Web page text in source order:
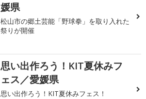
媛県
松山市の郷土芸能「野球拳」を取り入れた
祭りが開催
思い出作ろう！KIT夏休みフ
ェス／愛媛県
思い出作ろう！KIT夏休みフェス！